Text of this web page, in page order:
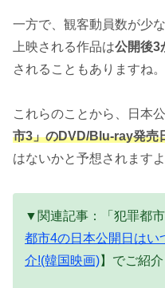
一方で、観客動員数が少
上映される作品は公開後3
されることもありますね。
これらのことから、日本
市3」のDVD/Blu-ray発売
はないかと予想されますよ
▼関連記事：「犯罪都
都市4の日本公開日はい
介!(韓国映画)】でご紹